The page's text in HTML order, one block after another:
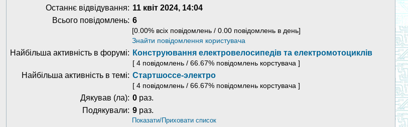
Останнє відвідування: 11 квіт 2024, 14:04
Всього повідомлень: 6
[0.00% всіх повідомлень / 0.00 повідомлень в день]
Знайти повідомлення користувача
Найбільша активність в форумі: Конструювання електровелосипедів та електромотоциклів
[ 4 повідомлень / 66.67% повідомлень корстувача ]
Найбільша активність в темі: Стартшоссе-электро
[ 4 повідомлень / 66.67% повідомлень корстувача ]
Дякував (ла): 0 раз.
Подякували: 9 раз.
Показати/Приховати список